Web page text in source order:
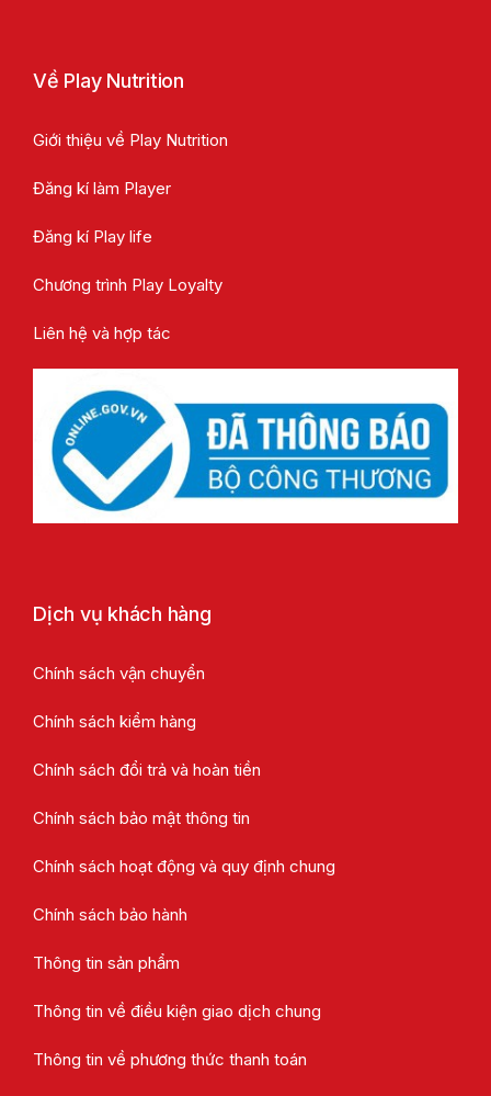
Về Play Nutrition
Giới thiệu về Play Nutrition
Đăng kí làm Player
Đăng kí Play life
Chương trình Play Loyalty
Liên hệ và hợp tác
Dịch vụ khách hàng
Chính sách vận chuyển
Chính sách kiểm hàng
Chính sách đổi trả và hoàn tiền
Chính sách bảo mật thông tin
Chính sách hoạt động và quy định chung
Chính sách bảo hành
Thông tin sản phẩm
Thông tin về điều kiện giao dịch chung
Thông tin về phương thức thanh toán